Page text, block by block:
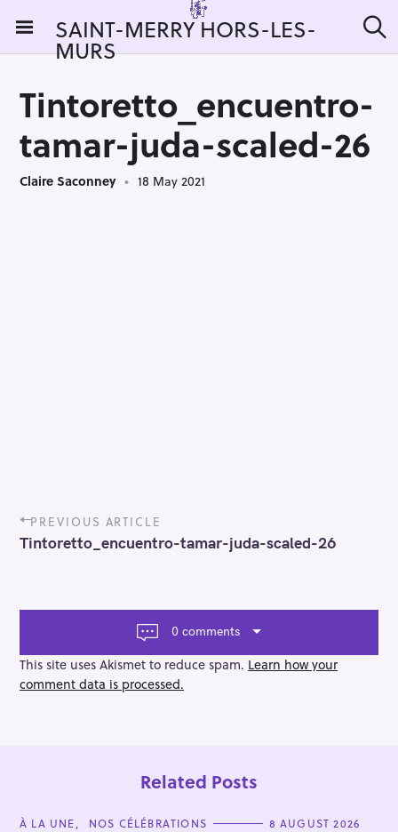
i
SAINT-MERRY HORS-LES-
MURS e
Tintoretto_encuentro-
tamar-juda-scaled-26
Claire Saconney 18 May 2021
P
o
s
a
g
a
t
PREVIOUS ARTICLE
Tintoretto_encuentro-tamar-juda-scaled-26
0 comments
This site uses Akismet to reduce spam. Learn how your
comment data is processed.
Related Posts
C
À LA UNE NOS CÉLÉBRATIONS 8 AUGUST 2026